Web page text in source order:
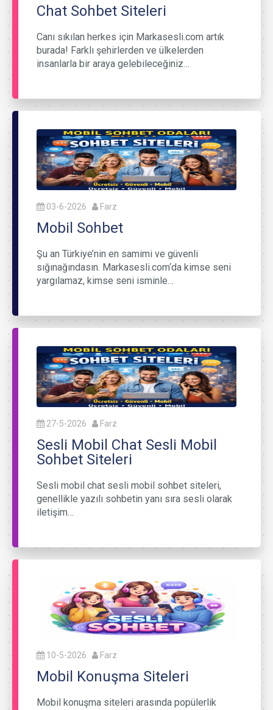
Chat Sohbet Siteleri
Canı sıkılan herkes için Markasesli.com artık
burada! Farklı şehirlerden ve ülkelerden
insanlarla bir araya gelebileceğiniz…
03-6-2026 Farz
Mobil Sohbet
Şu an Türkiye’nin en samimi ve güvenli
sığınağındasın. Markasesli.com‘da kimse seni
yargılamaz, kimse seni isminle…
27-5-2026 Farz
Sesli Mobil Chat Sesli Mobil
Sohbet Siteleri
Sesli mobil chat sesli mobil sohbet siteleri,
genellikle yazılı sohbetin yanı sıra sesli olarak
iletişim…
10-5-2026 Farz
Mobil Konuşma Siteleri
Mobil konuşma siteleri arasında popülerlik